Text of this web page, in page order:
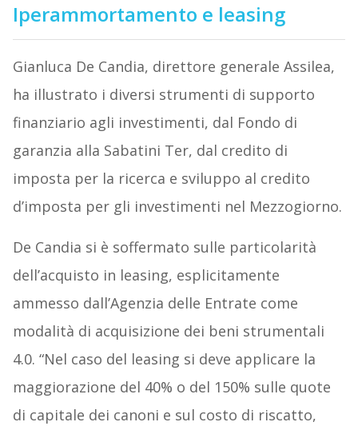
Iperammortamento e leasing
Gianluca De Candia, direttore generale Assilea,
ha illustrato i diversi strumenti di supporto
finanziario agli investimenti, dal Fondo di
garanzia alla Sabatini Ter, dal credito di
imposta per la ricerca e sviluppo al credito
d’imposta per gli investimenti nel Mezzogiorno.
De Candia si è soffermato sulle particolarità
dell’acquisto in leasing, esplicitamente
ammesso dall’Agenzia delle Entrate come
modalità di acquisizione dei beni strumentali
4.0. “Nel caso del leasing si deve applicare la
maggiorazione del 40% o del 150% sulle quote
di capitale dei canoni e sul costo di riscatto,